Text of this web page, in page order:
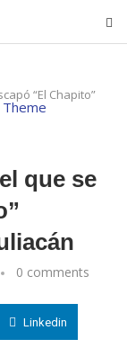
“El Chapito”
que se
0 comments
Linkedin